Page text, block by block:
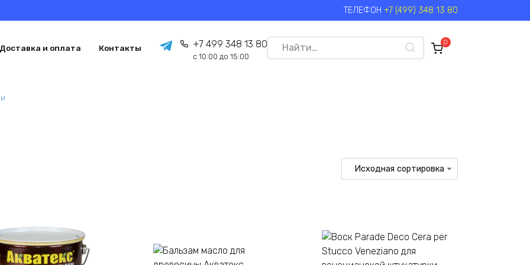
ТЕЛЕФОН +7 (499) 348 13 80
Доставка и оплата Контакты +7 499 348 13 80
с 10:00 до 15:00
Search
for:
0